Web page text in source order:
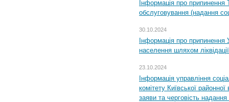
Інформація про припинення
обслуговування (надання
30.10.2024
Інформація про припинення
населення шляхом ліквідації
23.10.2024
Інформація управління
комітету Київської
заяви та черговість надання